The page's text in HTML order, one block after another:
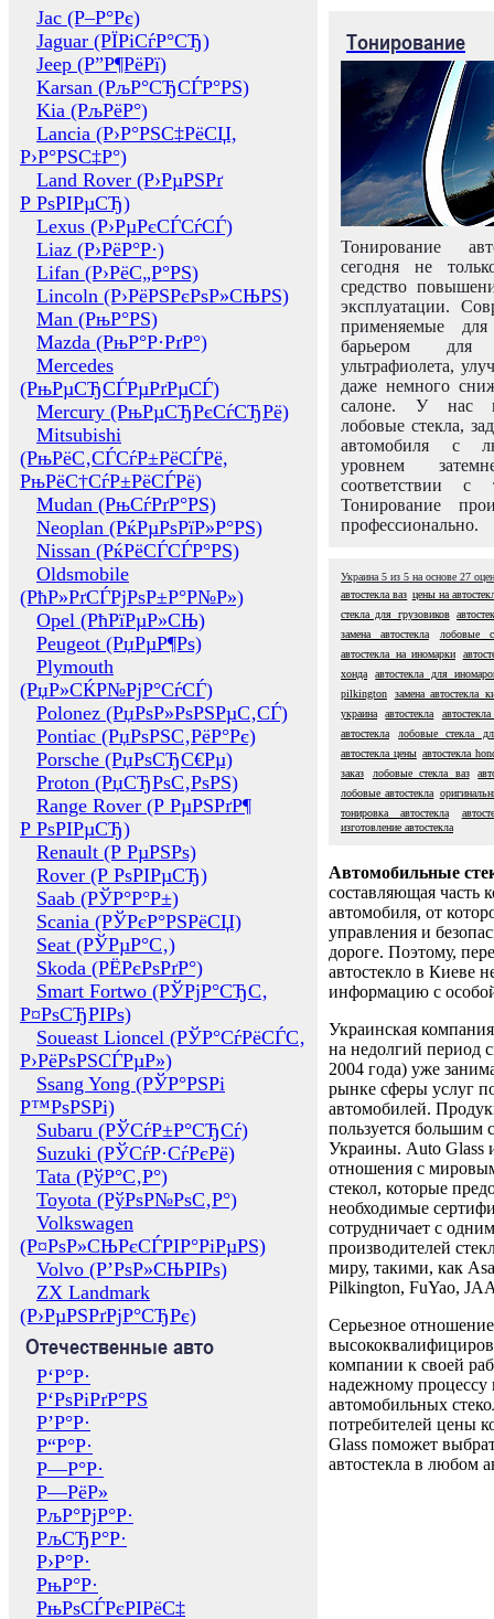
Jac (Р–Р°Рє)
Jaguar (РЇРіСѓР°СЂ)
Jeep (Р”Р¶РёРї)
Karsan (РљР°СЂСЃР°РЅ)
Kia (РљРёР°)
Lancia (Р›Р°РЅС‡РёСЏ,
Р›Р°РЅС‡Р°)
Land Rover (Р›РµРЅРґ
Р РѕРІРµСЂ)
Lexus (Р›РµРєСЃСѓСЃ)
Liaz (Р›РёР°Р·)
Lifan (Р›РёС„Р°РЅ)
Lincoln (Р›РёРЅРєРѕР»СЊРЅ)
Man (РњР°РЅ)
Mazda (РњР°Р·РґР°)
Mercedes
(РњРµСЂСЃРµРґРµСЃ)
Mercury (РњРµСЂРєСѓСЂРё)
Mitsubishi
(РњРёС‚СЃСѓР±РёСЃРё,
РњРёС†СѓР±РёСЃРё)
Mudan (РњСѓРґР°РЅ)
Neoplan (РќРµРѕРїР»Р°РЅ)
Nissan (РќРёСЃСЃР°РЅ)
Oldsmobile
(РћР»РґСЃРјРѕР±Р°Р№Р»)
Opel (РћРїРµР»СЊ)
Peugeot (РџРµР¶Рѕ)
Plymouth
(РџР»СЌР№РјР°СѓСЃ)
Polonez (РџРѕР»РѕРЅРµС‚СЃ)
Pontiac (РџРѕРЅС‚РёР°Рє)
Porsche (РџРѕСЂС€Рµ)
Proton (РџСЂРѕС‚РѕРЅ)
Range Rover (Р РµРЅРґР¶
Р РѕРІРµСЂ)
Renault (Р РµРЅРѕ)
Rover (Р РѕРІРµСЂ)
Saab (РЎР°Р°Р±)
Scania (РЎРєР°РЅРёСЏ)
Seat (РЎРµР°С‚)
Skoda (РЁРєРѕРґР°)
Smart Fortwo (РЎРјР°СЂС‚
Р¤РѕСЂРІРѕ)
Soueast Lioncel (РЎР°СѓРёСЃС‚
Р›РёРѕРЅСЃРµР»)
Ssang Yong (РЎР°РЅРі
Р™РѕРЅРі)
Subaru (РЎСѓР±Р°СЂСѓ)
Suzuki (РЎСѓР·СѓРєРё)
Tata (РўР°С‚Р°)
Toyota (РўРѕР№РѕС‚Р°)
Volkswagen
(Р¤РѕР»СЊРєСЃРІР°РіРµРЅ)
Volvo (Р’РѕР»СЊРІРѕ)
ZX Landmark
(Р›РµРЅРґРјР°СЂРє)
Отечественные авто
Р‘Р°Р·
Р‘РѕРіРґР°РЅ
Р’Р°Р·
Р“Р°Р·
Р—Р°Р·
Р—РёР»
РљР°РјР°Р·
РљСЂР°Р·
Р›Р°Р·
РњР°Р·
РњРѕСЃРєРІРёС‡
Тонирование
Тонирование
сегодня не
средство
эксплуатации.
применяемые
барьером для
ультрафиолета,
даже немного
салоне. У нас
лобовые стекла,
автомобиля с
уровнем
соответствии с
Тонирование
профессионально.
Украина 5 из 5 на основе 27
автостекла ваз цены на
стекла для грузовиков
замена автостекла
лобовые
автостекла на иномарки
хонда
автостекла для
pilkington
замена автостекла
украина
автостекла
автостекла
лобовые стекла
автостекла цены автостекла
заказ
лобовые стекла ваз
лобовые автостекла
тонировка автостекла
изготовление автостекла
Автомобильные
составляющая часть
автомобиля, от
управления и
дороге. Поэтому,
автостекло в Киеве
информацию с
Украинская
на недолгий период
2004 года) уже
рынке сферы услуг
автомобилей.
пользуется большим
Украины. Auto Glass
отношения с
стекол, которые
необходимые
сотрудничает с
производителей
миру, такими, как
Pilkington, FuYao,
Серьезное отношение
компании к своей
надежному процессу
автомобильных
потребителей цены
Glass поможет
автостекла в любом